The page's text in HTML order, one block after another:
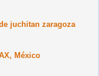
juchitan zaragoza
México